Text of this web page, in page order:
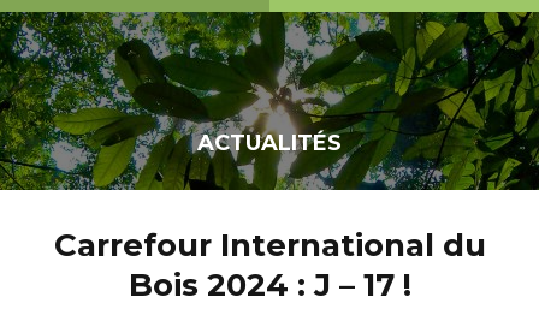
ACTUALITÉS
Carrefour International du
Bois 2024 : J – 17 !